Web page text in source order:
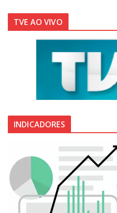
TVE AO VIVO
INDICADORES